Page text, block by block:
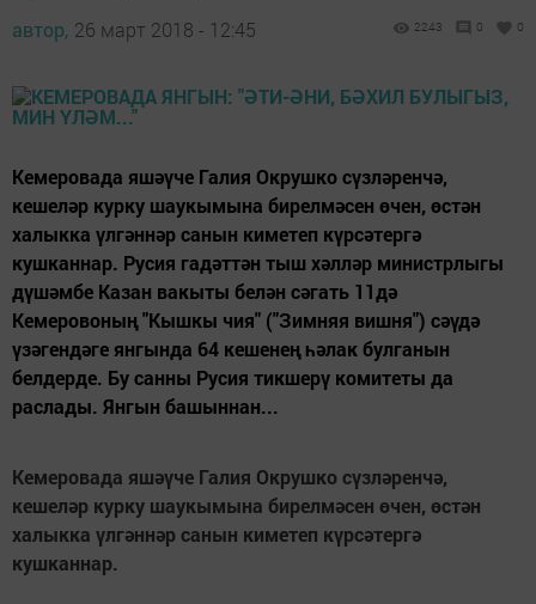
автор, 26 март 2018 - 12:45 2243 0 0
Кемеровада яшәүче Галия Окрушко сүзләренчә,
кешеләр курку шаукымына бирелмәсен өчен, өстән
халыкка үлгәннәр санын киметеп күрсәтергә
кушканнар. Русия гадәттән тыш хәлләр министрлыгы
дүшәмбе Казан вакыты белән сәгать 11дә
Кемеровоның "Кышкы чия" ("Зимняя вишня") сәүдә
үзәгендәге янгында 64 кешенең һәлак булганын
белдерде. Бу санны Русия тикшерү комитеты да
раслады. Янгын башыннан...
Кемеровада яшәүче Галия Окрушкосүзләренчә,
кешеләр курку шаукымына бирелмәсен өчен, өстән
халыкка үлгәннәрсанын киметеп күрсәтергә
кушканнар.